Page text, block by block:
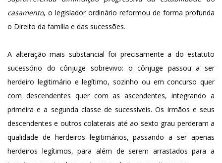
casamento, o legislador ordinário reformou de forma profunda
o Direito da família e das sucessões.
A alteração mais substancial foi precisamente a do estatuto
sucessório do cônjuge sobrevivo: o cônjuge passou a ser
herdeiro legitimário e legítimo, sozinho ou em concurso quer
com descendentes quer com as ascendentes, integrando a
primeira e a segunda classe de sucessíveis. Os irmãos e seus
descendentes e outros colaterais até ao sexto grau perderam a
qualidade de herdeiros legitimários, passando a ser apenas
herdeiros legítimos, para além de serem arrastados para a